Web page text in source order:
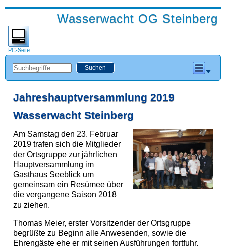
Wasserwacht OG Steinberg
PC-Seite
Jahreshauptversammlung 2019
Wasserwacht Steinberg
Am Samstag den 23. Februar
2019 trafen sich die Mitglieder
der Ortsgruppe zur jährlichen
Hauptversammlung im
Gasthaus Seeblick um
gemeinsam ein Resümee über
die vergangene Saison 2018
zu ziehen.
Thomas Meier, erster Vorsitzender der Ortsgruppe
begrüßte zu Beginn alle Anwesenden, sowie die
Ehrengäste ehe er mit seinen Ausführungen fortfuhr.